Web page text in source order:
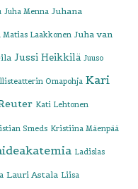
Juha Menna Juhana
Matias Laakkonen Juha van
Jussi Heikkilä Juuso
Omapohja Kari
Kati Lehtonen
Smeds Kristiina Mäenpää
Ladislas
Lauri Astala Liisa